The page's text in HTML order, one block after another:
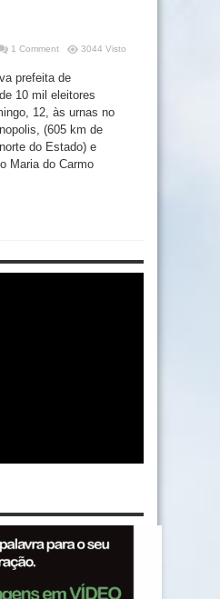
1 Comment 3044 Visto
prefeita de
10 mil eleitores
12, às urnas no
(605 km de
do Estado) e
Maria do Carmo